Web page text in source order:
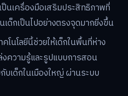
นเครื่องมือเสริมประสิทธิภาพที่
เด็กเป็นไปอย่างตรงจุดมากยิ่งขึ้น
คโนโลยีนี้ช่วยให้เด็กในพื้นที่ห่าง
งความรู้และรูปแบบการสอน
เด็กในเมืองใหญ่ ผ่านระบบ